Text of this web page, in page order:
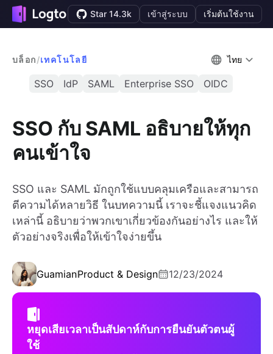
Star 14.3k เข้าสู่ระบบ เริ่มต้นใช้งาน
บล็อก/เทคโนโลยี ไทย
SSO IdP SAML Enterprise SSO OIDC
SSO กับ SAML อธิบายให้ทุก
คนเข้าใจ
SSO และ SAML มักถูกใช้แบบคลุมเครือและสามารถ
ตีความได้หลายวิธี ในบทความนี้ เราจะชี้แจงแนวคิด
เหล่านี้ อธิบายว่าพวกเขาเกี่ยวข้องกันอย่างไร และให้
ตัวอย่างจริงเพื่อให้เข้าใจง่ายขึ้น
GuamianProduct & Design 12/23/2024
หยุดเสียเวลาเป็นสัปดาห์กับการยืนยันตัวตนผู้
ใช้